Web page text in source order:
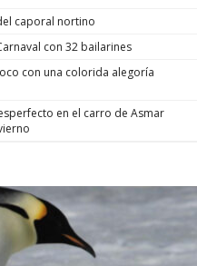
caporal nortino
con 32 bailarines
con una colorida alegoría
en el carro de Asmar